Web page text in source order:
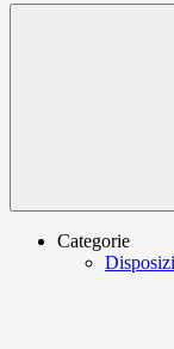
Categorie